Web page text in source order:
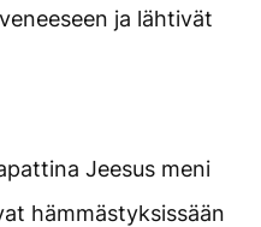
ja lähtivät
Jeesus meni
hämmästyksissään